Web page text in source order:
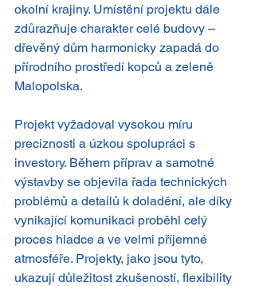
okolní krajiny. Umístění projektu dále
zdůrazňuje charakter celé budovy –
dřevěný dům harmonicky zapadá do
přírodního prostředí kopců a zeleně
Malopolska.
Projekt vyžadoval vysokou míru
preciznosti a úzkou spolupráci s
investory. Během příprav a samotné
výstavby se objevila řada technických
problémů a detailů k doladění, ale díky
vynikající komunikaci proběhl celý
proces hladce a ve velmi příjemné
atmosféře. Projekty, jako jsou tyto,
ukazují důležitost zkušeností, flexibility